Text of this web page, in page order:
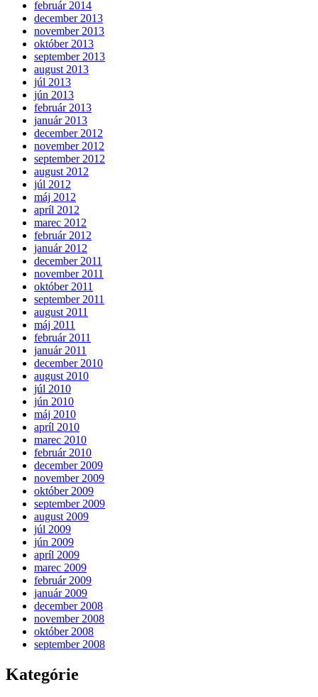
február 2014
december 2013
november 2013
október 2013
september 2013
august 2013
júl 2013
jún 2013
február 2013
január 2013
december 2012
november 2012
september 2012
august 2012
júl 2012
máj 2012
apríl 2012
marec 2012
február 2012
január 2012
december 2011
november 2011
október 2011
september 2011
august 2011
máj 2011
február 2011
január 2011
december 2010
august 2010
júl 2010
jún 2010
máj 2010
apríl 2010
marec 2010
február 2010
december 2009
november 2009
október 2009
september 2009
august 2009
júl 2009
jún 2009
apríl 2009
marec 2009
február 2009
január 2009
december 2008
november 2008
október 2008
september 2008
Kategórie